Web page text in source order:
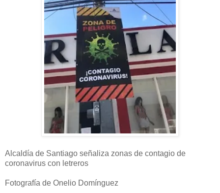
Alcaldía de Santiago señaliza zonas de contagio de
coronavirus con letreros
Fotografía de Onelio Domínguez